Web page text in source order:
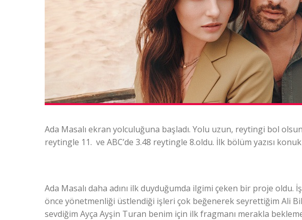
Ada Masalı ekran yolculuğuna başladı. Yolu uzun, reytingi bol
reytingle 11. ve ABC’de 3.48 reytingle 8.oldu. İlk bölüm yazısı
Ada Masalı daha adını ilk duyduğumda ilgimi çeken bir proje oldu.
önce yönetmenliği üstlendiği işleri çok beğenerek seyrettiğim Ali
sevdiğim Ayça Ayşin Turan benim için ilk fragmanı merakla